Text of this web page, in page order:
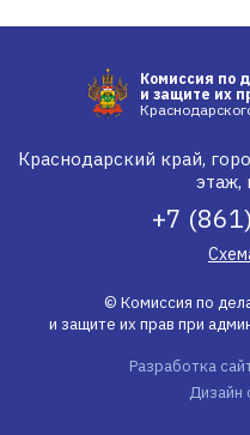
Комиссия по
и защите их
Краснодарский край,
этаж,
+7
© Комиссия по
и защите их прав при
Разработка
Дизайн